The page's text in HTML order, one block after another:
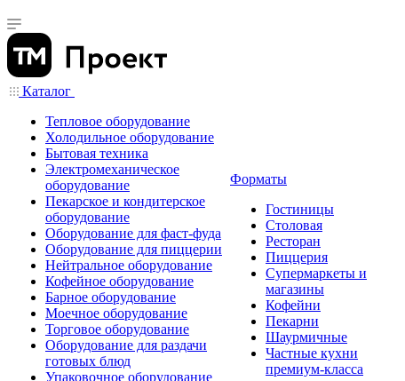
Каталог
Тепловое оборудование
Холодильное оборудование
Бытовая техника
Электромеханическое
оборудование
Пекарское и кондитерское
оборудование
Оборудование для фаст-фуда
Оборудование для пиццерии
Нейтральное оборудование
Кофейное оборудование
Барное оборудование
Моечное оборудование
Торговое оборудование
Оборудование для раздачи
готовых блюд
Упаковочное оборудование
Форматы
Гостиницы
Столовая
Ресторан
Пиццерия
Супермаркеты и
магазины
Кофейни
Пекарни
Шаурмичные
Частные кухни
премиум-класса